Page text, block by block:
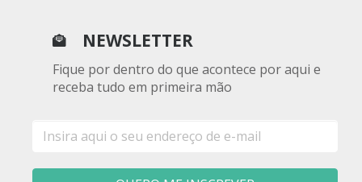
NEWSLETTER
Fique por dentro do que acontece por aqui e
receba tudo em primeira mão
mail